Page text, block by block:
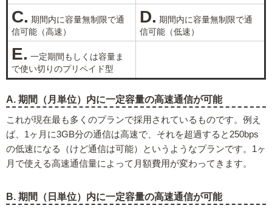
C. 期間内に容量無制限で通
信可能（高速）
D. 期間内に容量無制限で通
信可能（低速）
E. 一定期間もしくは容量ま
で使い切りのプリペイド型
A. 期間（月単位）内に一定容量の高速通信が可能
これが現在最も多くのプランで採用されているものです。例え
ば、1ヶ月に3GB分の通信は高速で、それを超過すると250bps
の低速になる（けど通信は可能）というようなプランです。1ヶ
月で使える高速通信量によって月額費用が変わってきます。
B. 期間（日単位）内に一定容量の高速通信が可能